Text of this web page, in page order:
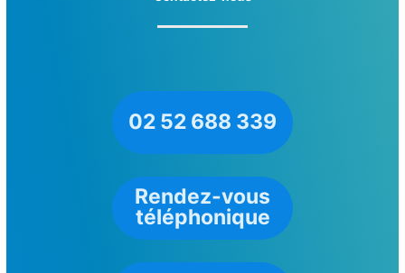
02 52 688 339
Rendez-vous
téléphonique